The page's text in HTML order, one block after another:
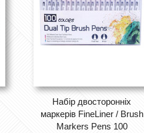
Набір двосторонніх
маркерів FineLiner / Brush
Markers Pens 100